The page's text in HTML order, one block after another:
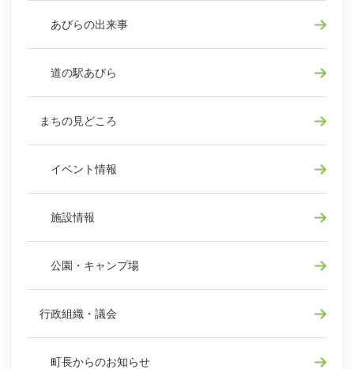
あびらの出来事
道の駅あびら
まちの見どころ
イベント情報
施設情報
公園・キャンプ場
行政組織・議会
町長からのお知らせ